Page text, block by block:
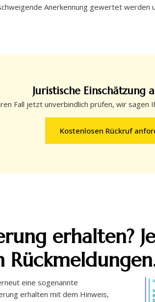
Anerkennung gewertet werden
Juristische Einschätzung
Fall jetzt unverbindlich prüfen, wir sagen
Kostenlosen Rückruf
erhalten?
eine sogenannte
erhalten mit dem Hinweis,